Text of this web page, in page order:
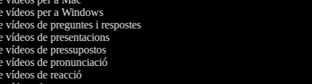
vídeos per a Windows
vídeos de preguntes i respostes
vídeos de presentacions
vídeos de pressupostos
vídeos de pronunciació
vídeos de reacció